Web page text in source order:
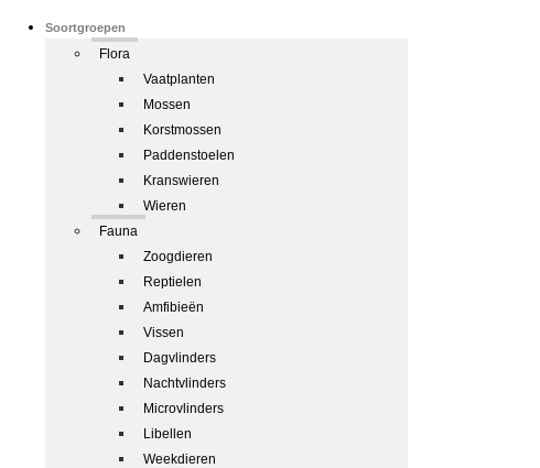
Soortgroepen
Flora
Vaatplanten
Mossen
Korstmossen
Paddenstoelen
Kranswieren
Wieren
Fauna
Zoogdieren
Reptielen
Amfibieën
Vissen
Dagvlinders
Nachtvlinders
Microvlinders
Libellen
Weekdieren